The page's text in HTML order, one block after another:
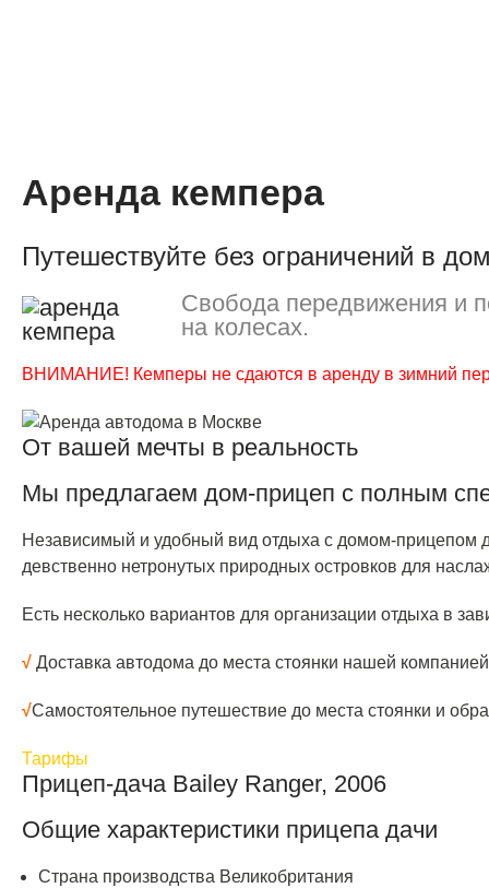
Аренда кемпера
Путешествуйте без ограничений в
Свобода передвижения и
на колесах.
ВНИМАНИЕ! Кемперы не сдаются в аренду в зимний
От вашей мечты в реальность
Мы предлагаем дом-прицеп с полным
Независимый и удобный вид отдыха с домом-прицепом
девственно нетронутых природных островков для
Есть несколько вариантов для организации отдыха в
√ Доставка автодома до места стоянки нашей
√Самостоятельное путешествие до места стоянки и
Тарифы
Прицеп-дача Bailey Ranger, 2006
Общие характеристики прицепа дачи
Страна производства Великобритания